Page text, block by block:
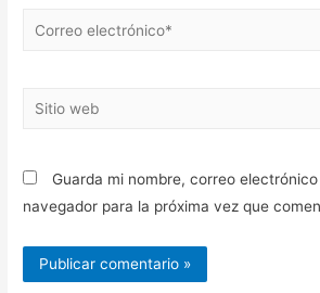
Correo
Sitio
Guarda mi nombre, correo
navegador para la próxima vez que